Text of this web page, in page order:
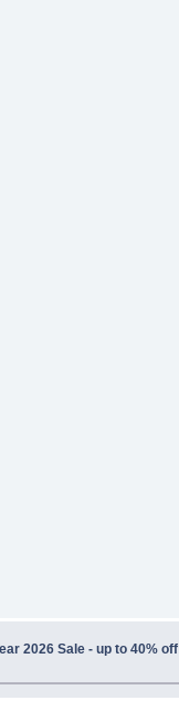
2026 Sale - up to 40% off